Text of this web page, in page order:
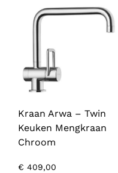
Kraan Arwa – Twin
Keuken Mengkraan
Chroom
€ 409,00